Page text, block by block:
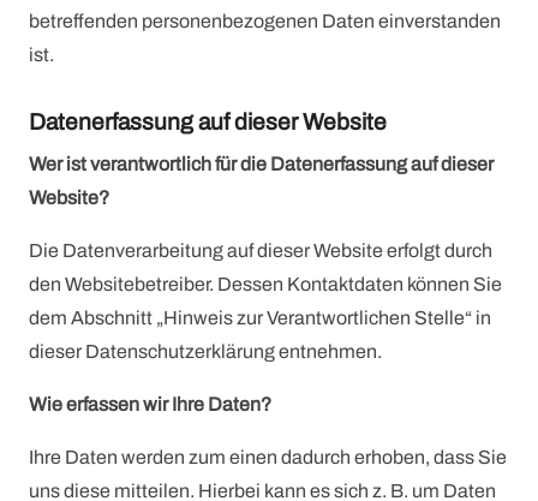
betreffenden personenbezogenen Daten einverstanden
ist.
Datenerfassung auf dieser Website
Wer ist verantwortlich für die Datenerfassung auf dieser
Website?
Die Datenverarbeitung auf dieser Website erfolgt durch
den Websitebetreiber. Dessen Kontaktdaten können Sie
dem Abschnitt „Hinweis zur Verantwortlichen Stelle“ in
dieser Datenschutzerklärung entnehmen.
Wie erfassen wir Ihre Daten?
Ihre Daten werden zum einen dadurch erhoben, dass Sie
uns diese mitteilen. Hierbei kann es sich z. B. um Daten